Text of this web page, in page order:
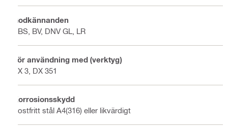
Godkännanden
ABS, BV, DNV GL, LR
För användning med (verktyg)
BX 3, DX 351
Korrosionsskydd
Rostfritt stål A4(316) eller likvärdigt